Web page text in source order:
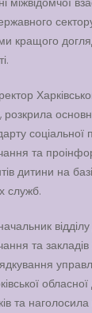
кращого
соціальної
та
дитини на
служб.
відділу
та
та